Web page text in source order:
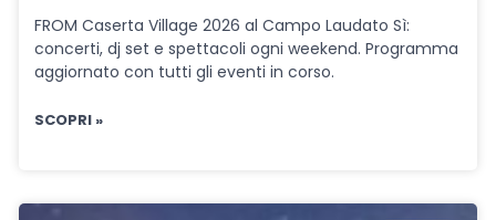
FROM Caserta Village 2026 al Campo Laudato Sì:
concerti, dj set e spettacoli ogni weekend. Programma
aggiornato con tutti gli eventi in corso.
SCOPRI »